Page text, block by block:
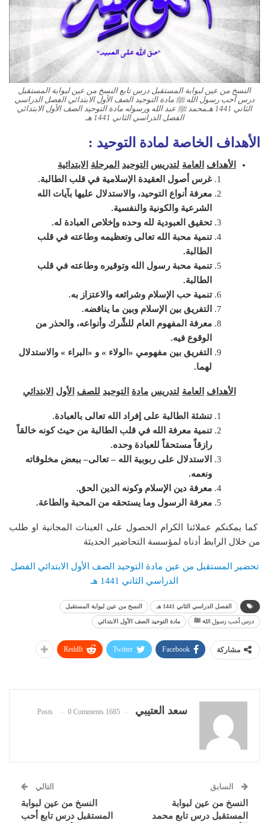
النسخ من عين لبوابة المستقبل درس تابع النسخ من عين لبوابة المستقبل
درس أحب رسول الله ﷺ مادة التوحيد الصف الأول الابتدائي الفصل الدراسي
الثاني 1441 هـمحمد ﷺ عبد الله ورسوله مادة التوحيد الصف الأول الابتدائي
الفصل الدراسي الثاني 1441 هـ
الأهداف الخاصة لمادة التوحيد :
الأهداف العامة لتدريس التوحيد المرحلة
الابتدائية
غرس أصول العقيدة الإسلامية في قلب الطالبة.
معرفة أنواع التوحيد، والاستدلال عليها بآيات
الله
الشرعية والكونية والنفسية.
تحقيق العبودية لله وحده وإخلاص العبادة له.
تنمية محبة الله تعالى وتعظيمه وطاعته في قلب
الطالبة.
تنمية محبة رسول الله وتوقيره وطاعته في قلب
الطالبة.
تنمية حب الإسلام وشرائعه والاعتزاز به.
التفريق بين الإسلام وبين ما يناقضه.
معرفة
المفهوم العام للشِّرك وأنواعه، والحذر من
الوقوع فيه.
التفريق بين مفهومي « الولاء » و « البراء » والاستدلال
لهما.
الأهداف العامة لتدريس مادة التوحيد للصف الأول الابتدائي
تنشئة الطالبة على إفراد الله تعالى بالعبادة.
تنمية معرفة الله في قلب الطالبة من حيث كونه خالقاً
رازقاً مستحقاً للعبادة وحده.
الاستدلال على ربوبية الله –تعالى– ببعض مخلوقاته
ونعمه.
معرفة دين الإسلام وكونه الدين الحق.
معرفة
الرسول وما يستحقه من المحبة والطاعة.
كما يمكنكم عملائنا الكرام الحصول على العينات المجانية او طلب
من خلال الرابط أدناه لمؤسسة التحاضير الحديثة
تحضير المستقبل من عين مادة التوحيد الصف الأول الابتدائي الفصل
الدراسي الثاني 1441 هـ
الفصل الدراسي الثاني 1441 هـ النسخ من عين لبوابة المستقبل
درس أحب رسول الله ﷺ مادة التوحيد الصف الأول الابتدائي
مشاركة Facebook
Twitter
ReddIt
سعد العتيبي 1685 Posts
0 Comments
السابق
النسخ من عين لبوابة
المستقبل درس تابع محمد
التالي
النسخ من عين لبوابة
المستقبل درس تابع أحب